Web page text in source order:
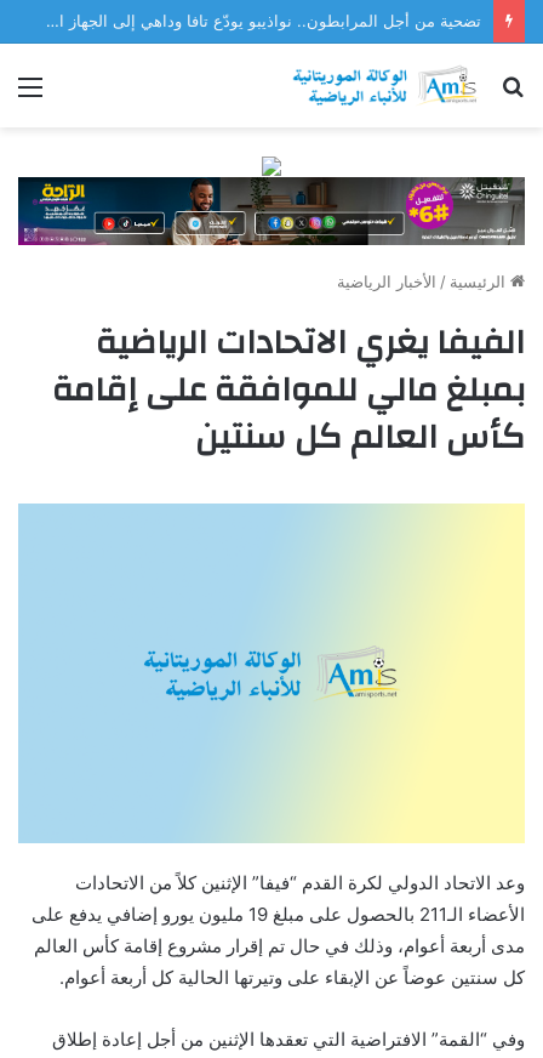
تضحية من أجل المرابطون.. نواذيبو يودّع تافا وداهي إلى الجهاز الفني للمنتخب
بحث
الرئيسية / الأخبار الرياضية
الفيفا يغري الاتحادات الرياضية
بمبلغ مالي للموافقة على إقامة
كأس العالم كل سنتين
وعد الاتحاد الدولي لكرة القدم “فيفا” الإثنين كلاً من الاتحادات
الأعضاء الـ211 بالحصول على مبلغ 19 مليون يورو إضافي يدفع على
مدى أربعة أعوام، وذلك في حال تم إقرار مشروع إقامة كأس العالم
كل سنتين عوضاً عن الإبقاء على وتيرتها الحالية كل أربعة أعوام.
وفي “القمة” الافتراضية التي تعقدها الإثنين من أجل إعادة إطلاق